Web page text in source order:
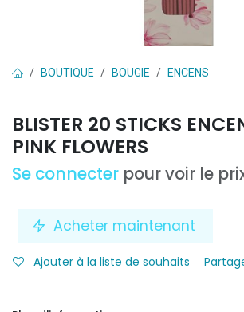
BOUTIQUE BOUGIE ENCENS
BLISTER 20 STICKS
PINK FLOWERS
Se connecter pour voir le
Acheter maintenant
Ajouter à la liste de souhaits